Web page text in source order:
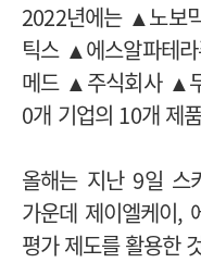
2022년에는 ▲노보
틱스 ▲에스알파테
메드 ▲주식회사 ▲
0개 기업의 10개 제
올해는 지난 9일 스
가운데 제이엘케이,
평가 제도를 활용한